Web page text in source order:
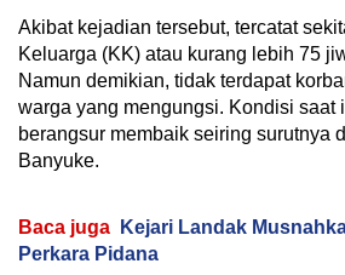
Akibat kejadian tersebut, tercatat
Keluarga (KK) atau kurang lebih 75
Namun demikian, tidak terdapat
warga yang mengungsi. Kondisi saat
berangsur membaik seiring surutnya
Banyuke.
Baca juga
Kejari Landak
Perkara Pidana